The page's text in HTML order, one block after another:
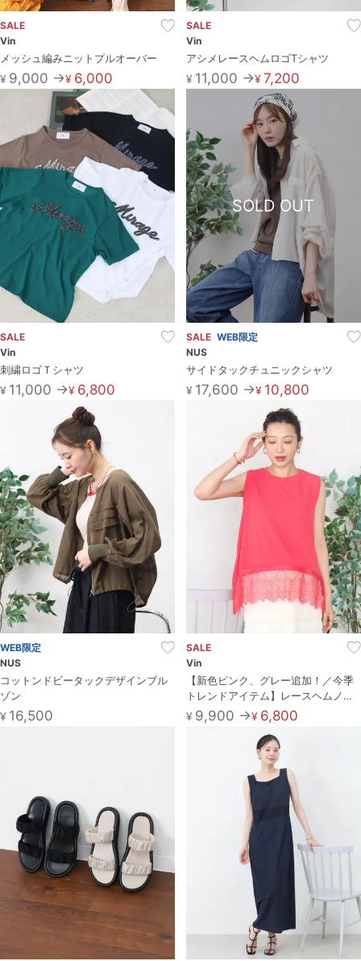
SALE
Vin
メッシュ編みニットプルオーバー
¥9,000 →¥6,000
SALE
Vin
アシメレースヘムロゴTシャツ
¥11,000 →¥7,200
SALE
Vin
刺繍ロゴＴシャツ
¥11,000 →¥6,800
SOLD OUT
SALE WEB限定
NUS
サイドタックチュニックシャツ
¥17,600 →¥10,800
WEB限定
NUS
コットンドビータックデザインブル
ゾン
¥16,500
SALE
Vin
【新色ピンク、グレー追加！／今季
トレンドアイテム】レースヘムノー
スリーブトップス
¥9,900 →¥6,800